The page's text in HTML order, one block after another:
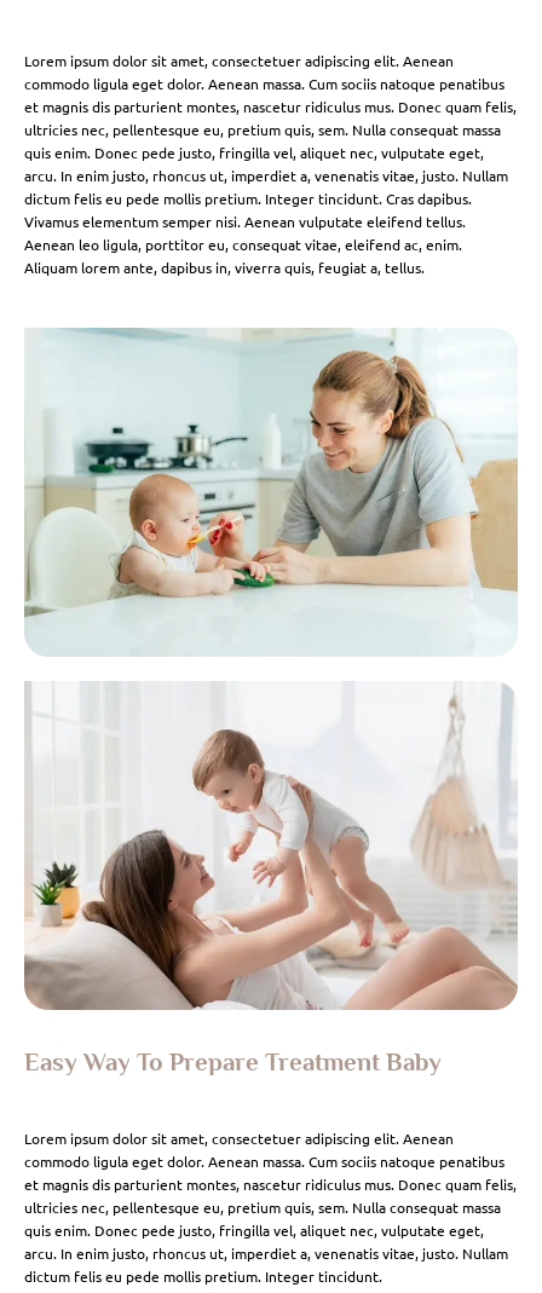
Lorem ipsum dolor sit amet, consectetuer adipiscing elit. Aenean
commodo ligula eget dolor. Aenean massa. Cum sociis natoque penatibus
et magnis dis parturient montes, nascetur ridiculus mus. Donec quam felis,
ultricies nec, pellentesque eu, pretium quis, sem. Nulla consequat massa
quis enim. Donec pede justo, fringilla vel, aliquet nec, vulputate eget,
arcu. In enim justo, rhoncus ut, imperdiet a, venenatis vitae, justo. Nullam
dictum felis eu pede mollis pretium. Integer tincidunt. Cras dapibus.
Vivamus elementum semper nisi. Aenean vulputate eleifend tellus.
Aenean leo ligula, porttitor eu, consequat vitae, eleifend ac, enim.
Aliquam lorem ante, dapibus in, viverra quis, feugiat a, tellus.
Easy Way To Prepare Treatment Baby
Lorem ipsum dolor sit amet, consectetuer adipiscing elit. Aenean
commodo ligula eget dolor. Aenean massa. Cum sociis natoque penatibus
et magnis dis parturient montes, nascetur ridiculus mus. Donec quam felis,
ultricies nec, pellentesque eu, pretium quis, sem. Nulla consequat massa
quis enim. Donec pede justo, fringilla vel, aliquet nec, vulputate eget,
arcu. In enim justo, rhoncus ut, imperdiet a, venenatis vitae, justo. Nullam
dictum felis eu pede mollis pretium. Integer tincidunt.